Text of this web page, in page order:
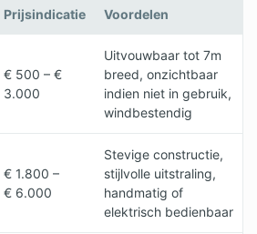
Prijsindicatie Voordelen
€ 500 – €
3.000
Uitvouwbaar tot 7m
breed, onzichtbaar
indien niet in gebruik,
windbestendig
€ 1.800 –
€ 6.000
Stevige constructie,
stijlvolle uitstraling,
handmatig of
elektrisch bedienbaar